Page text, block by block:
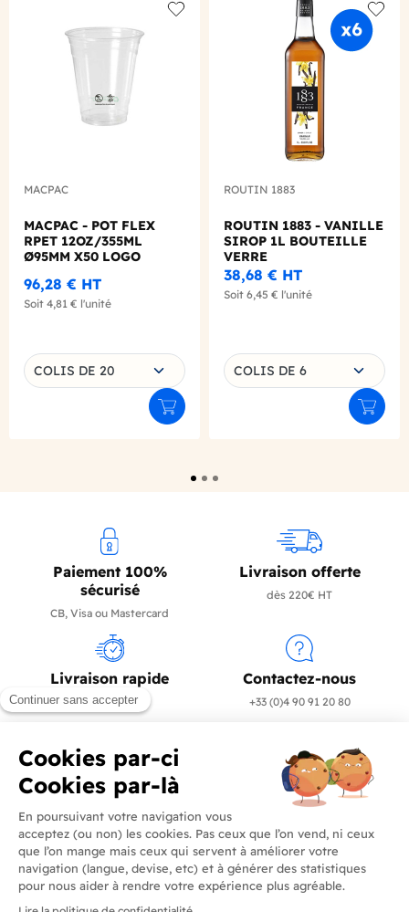
MACPAC
MACPAC - POT FLEX
RPET 12OZ/355ML
Ø95MM X50 LOGO
FRANCAIS
96,28 € HT
Soit 4,81 € l'unité
Choisissez une déclinaison
COLIS DE 20
Ajouter au panier
Add
ROUTIN 1883
ROUTIN 1883 - VANILLE
SIROP 1L BOUTEILLE
VERRE
38,68 € HT
Soit 6,45 € l'unité
Choisissez une déclinaison
COLIS DE 6
Paiement 100%
sécurisé
CB, Visa ou Mastercard
Livraison offerte
dès 220€ HT
Livraison rapide
en 24/72h
Contactez-nous
+33 (0)4 90 91 20 80